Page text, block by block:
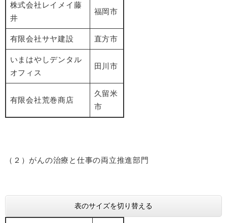
株式会社レイメイ藤
井
福岡市
有限会社サヤ建設 直方市
いまはやしデンタル
オフィス
田川市
有限会社荒巻商店
久留米
市
（２）がんの治療と仕事の両立推進部門
表のサイズを切り替える